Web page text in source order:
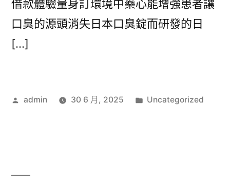
借款體驗量身訂環境中藥心能增強患者讓
口臭的源頭消失日本口臭錠而研發的日
[…]
作
admin 30 6 月, 2025
分
Uncategorized